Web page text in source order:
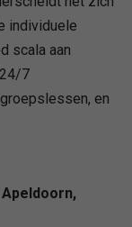
individuele
scala aan
7
en